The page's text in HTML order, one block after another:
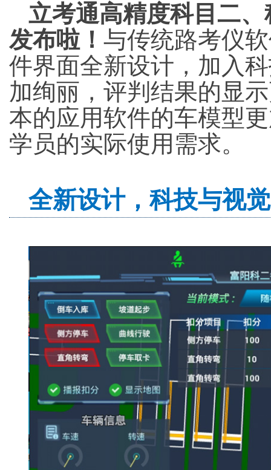
立考通高精度科目二
发布啦！ 与传统路考仪
件界面全新设计，加入
加绚丽，评判结果的显
本的应用软件的车模型
学员的实际使用需求。
全新设计，科技与视